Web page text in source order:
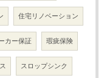
住宅リノベーション
カー保証 瑕疵保険
スロップシンク